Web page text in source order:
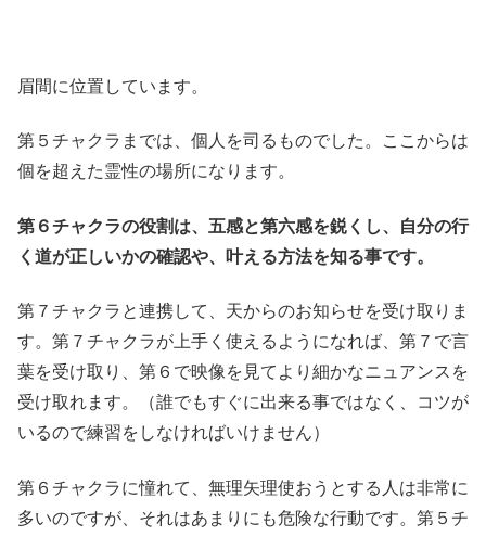
眉間に位置しています。
第５チャクラまでは、個人を司るものでした。ここからは
個を超えた霊性の場所になります。
第６チャクラの役割は、五感と第六感を鋭くし、自分の行
く道が正しいかの確認や、叶える方法を知る事です。
第７チャクラと連携して、天からのお知らせを受け取りま
す。第７チャクラが上手く使えるようになれば、第７で言
葉を受け取り、第６で映像を見てより細かなニュアンスを
受け取れます。（誰でもすぐに出来る事ではなく、コツが
いるので練習をしなければいけません）
第６チャクラに憧れて、無理矢理使おうとする人は非常に
多いのですが、それはあまりにも危険な行動です。第５チ